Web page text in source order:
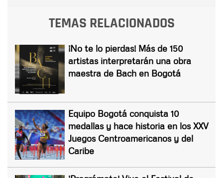
TEMAS RELACIONADOS
¡No te lo pierdas! Más de 150
artistas interpretarán una obra
maestra de Bach en Bogotá
Equipo Bogotá conquista 10
medallas y hace historia en los XXV
Juegos Centroamericanos y del
Caribe